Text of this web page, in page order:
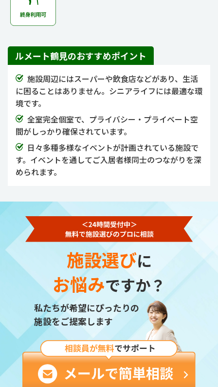
ルメート鶴見のおすすめポイント
施設周辺にはスーパーや飲食店などがあり、生活
に困ることはありません。シニアライフには最適な環
境です。
全室完全個室で、プライバシー・プライベート空
間がしっかり確保されています。
日々多種多様なイベントが計画されている施設で
す。イベントを通してご入居者様同士のつながりを深
められます。
施設選びに
お悩みですか？
私たちが希望にぴったりの
施設をご提案します